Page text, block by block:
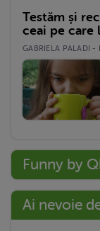
Testăm și
ceai pe care
GABRIELA PALADI -
Funny by
Ai nevoie